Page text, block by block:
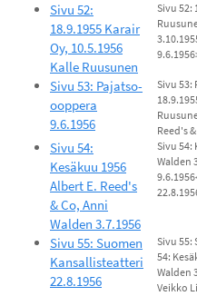
Sivu 52:
18.9.1955 Karair
Oy, 10.5.1956
Kalle Ruusunen
Sivu 52:
Sivu 53: Pajatso-
ooppera
9.6.1956
Sivu 53:
Reed's
Sivu 54:
Kesäkuu 1956
Albert E. Reed's
& Co, Anni
Walden 3.7.1956
Sivu 54:
Walden
Sivu 55: Suomen
Kansallisteatteri
22.8.1956
Sivu 55:
54:
Walden
Veikko